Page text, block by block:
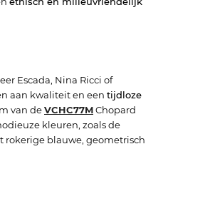
Escada, Nina Ricci of
aan kwaliteit en een tijdloze
van deVCHC77MChopard
kleuren, zoals de
rokerige blauwe, geometrisch